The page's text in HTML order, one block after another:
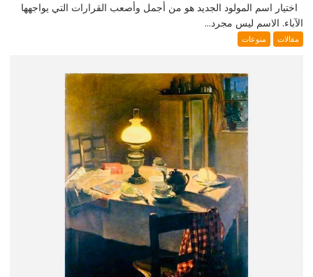
اختيار اسم المولود الجديد هو من أجمل وأصعب القرارات التي يواجهها
الآباء. الاسم ليس مجرد...
مقالات منوعات